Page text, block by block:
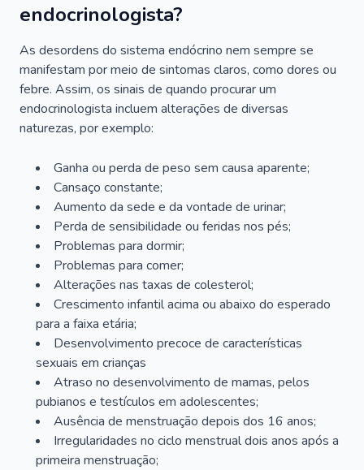
endocrinologista?
As desordens do sistema endócrino nem sempre se
manifestam por meio de sintomas claros, como dores ou
febre. Assim, os sinais de quando procurar um
endocrinologista incluem alterações de diversas
naturezas, por exemplo:
Ganha ou perda de peso sem causa aparente;
Cansaço constante;
Aumento da sede e da vontade de urinar;
Perda de sensibilidade ou feridas nos pés;
Problemas para dormir;
Problemas para comer;
Alterações nas taxas de colesterol;
Crescimento infantil acima ou abaixo do esperado
para a faixa etária;
Desenvolvimento precoce de características
sexuais em crianças
Atraso no desenvolvimento de mamas, pelos
pubianos e testículos em adolescentes;
Ausência de menstruação depois dos 16 anos;
Irregularidades no ciclo menstrual dois anos após a
primeira menstruação;